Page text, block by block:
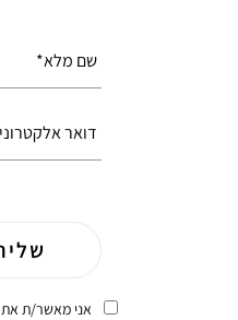
אני מאשר/ת את